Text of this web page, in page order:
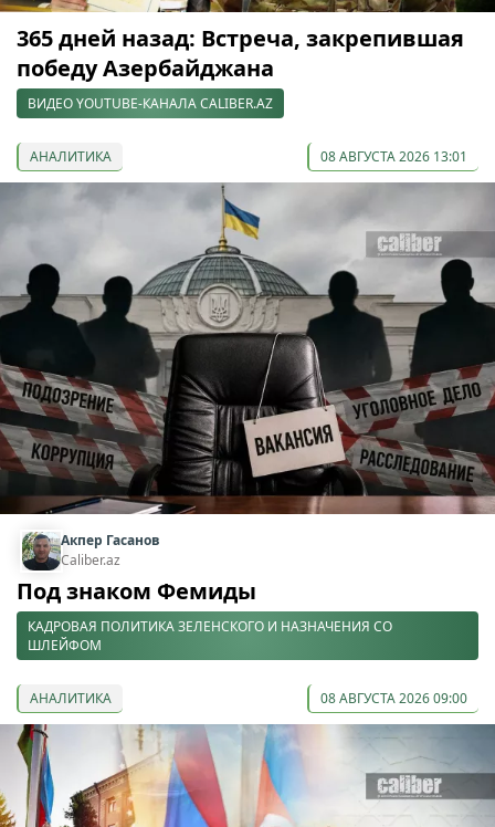
365 дней назад: Встреча, закрепившая
победу Азербайджана
ВИДЕО YOUTUBE-КАНАЛА CALIBER.AZ
АНАЛИТИКА 08 АВГУСТА 2026 13:01
Акпер Гасанов
Caliber.az
Под знаком Фемиды
КАДРОВАЯ ПОЛИТИКА ЗЕЛЕНСКОГО И НАЗНАЧЕНИЯ СО
ШЛЕЙФОМ
АНАЛИТИКА 08 АВГУСТА 2026 09:00